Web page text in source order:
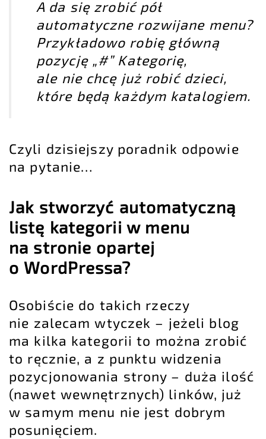
A da się zrobić pół
automatyczne rozwijane menu?
Przykładowo robię główną
pozycję „#” Kategorię,
ale nie chcę już robić dzieci,
które będą każdym katalogiem.
Czyli dzisiejszy poradnik odpowie
na pytanie…
Jak stworzyć automatyczną
listę kategorii w menu
na stronie opartej
o WordPressa?
Osobiście do takich rzeczy
nie zalecam wtyczek – jeżeli blog
ma kilka kategorii to można zrobić
to ręcznie, a z punktu widzenia
pozycjonowania strony – duża ilość
(nawet wewnętrznych) linków, już
w samym menu nie jest dobrym
posunięciem.